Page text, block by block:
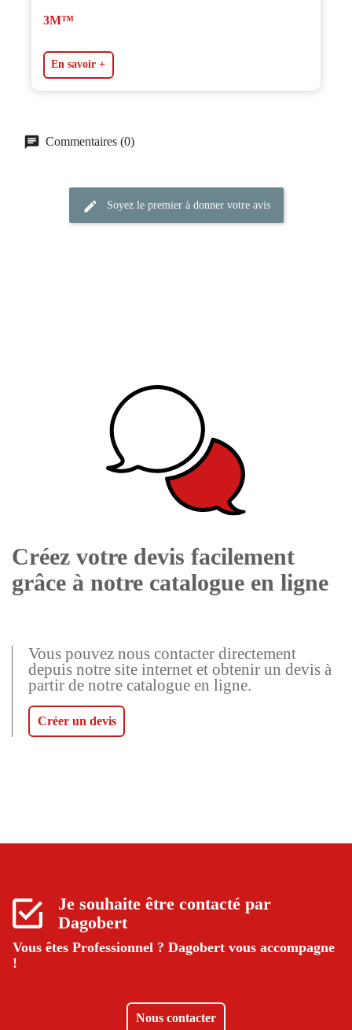
3M™
En savoir +
Commentaires (0)
Soyez le premier à donner votre avis
Créez votre devis facilement
grâce à notre catalogue en ligne
Vous pouvez nous contacter directement
depuis notre site internet et obtenir un devis à
partir de notre catalogue en ligne.
Créer un devis
Je souhaite être contacté par
Dagobert
Vous êtes Professionnel ? Dagobert vous accompagne
!
Nous contacter